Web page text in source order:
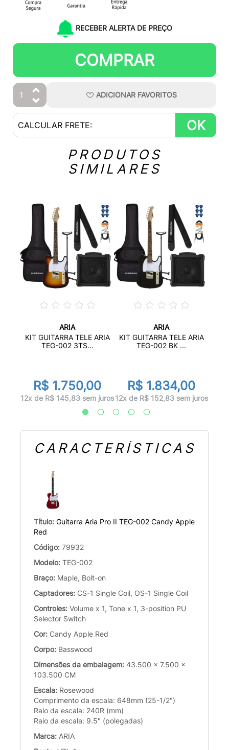
RECEBER ALERTA DE PREÇO
COMPRAR
ADICIONAR FAVORITOS
OK
PRODUTOS
SIMILARES
ARIA
KIT GUITARRA TELE ARIA
TEG-002 3TS...
R$ 1.750,00
12x de R$ 145,83 sem juros
ARIA
KIT GUITARRA TELE ARIA
TEG-002 BK ...
R$ 1.834,00
12x de R$ 152,83 sem juros
CARACTERÍSTICAS
Título: Guitarra Aria Pro II TEG-002 Candy Apple
Red
Código: 79932
Modelo: TEG-002
Braço: Maple, Bolt-on
Captadores: CS-1 Single Coil, OS-1 Single Coil
Controles: Volume x 1, Tone x 1, 3-position PU
Selector Switch
Cor: Candy Apple Red
Corpo: Basswood
Dimensões da embalagem: 43.500 x 7.500 x
103.500 CM
Escala: Rosewood
Comprimento da escala: 648mm (25-1/2″)
Raio da escala: 240R (mm)
Raio da escala: 9.5" (polegadas)
Marca: ARIA